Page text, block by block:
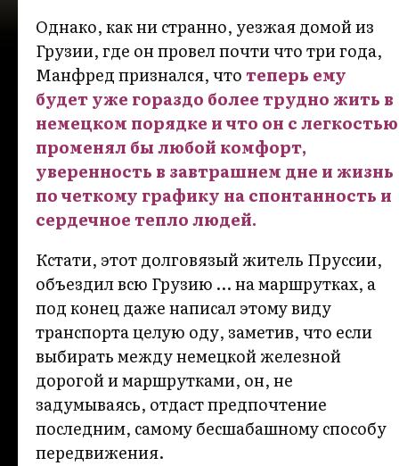
Однако, как ни странно, уезжая домой из
Грузии, где он провел почти что три года,
Манфред признался, чтотеперь ему
будет уже гораздо более трудно жить в
немецком порядке и что он с легкостью
променял бы любой комфорт,
уверенность в завтрашнем дне и жизнь
по четкому графику на спонтанность и
сердечное тепло людей.
Кстати, этот долговязый житель Пруссии,
объездил всю Грузию … на маршрутках, а
под конец даже написал этому виду
транспорта целую оду, заметив, что если
выбирать между немецкой железной
дорогой и маршрутками, он, не
задумываясь, отдаст предпочтение
последним, самому бесшабашному способу
передвижения.